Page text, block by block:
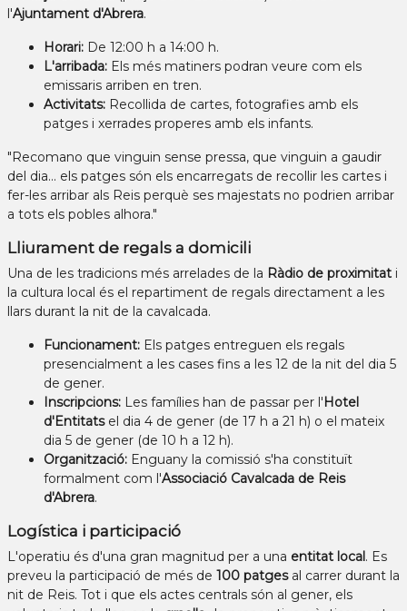
l'Ajuntament d'Abrera.
Horari: De 12:00 h a 14:00 h.
L'arribada: Els més matiners podran veure com els
emissaris arriben en tren.
Activitats: Recollida de cartes, fotografies amb els
patges i xerrades properes amb els infants.
"Recomano que vinguin sense pressa, que vinguin a gaudir
del dia... els patges són els encarregats de recollir les cartes i
fer-les arribar als Reis perquè ses majestats no podrien arribar
a tots els pobles alhora."
Lliurament de regals a domicili
Una de les tradicions més arrelades de la Ràdio de proximitat i
la cultura local és el repartiment de regals directament a les
llars durant la nit de la cavalcada.
Funcionament: Els patges entreguen els regals
presencialment a les cases fins a les 12 de la nit del dia 5
de gener.
Inscripcions: Les famílies han de passar per l' Hotel
d'Entitatsel dia 4 de gener (de 17 h a 21 h) o el mateix
dia 5 de gener (de 10 h a 12 h).
Organització: Enguany la comissió s'ha constituït
formalment com l'Associació Cavalcada de Reis
d'Abrera.
Logística i participació
L'operatiu és d'una gran magnitud per a una entitat local . Es
preveu la participació de més de 100 patgesal carrer durant la
nit de Reis. Tot i que els actes centrals són al gener, els